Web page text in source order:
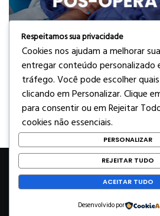
© 2025 Cuidare
Respeitamos sua privacidade
Cookies nos ajudam a melhorar
entregar conteúdo personalizado
tráfego. Você pode escolher
clicando emPersonalizar. Clique
para consentir ou emRejeitar
cookies não essenciais.
PERSONALIZAR
REJEITAR TUDO
ACEITAR TUDO
Desenvolvido por